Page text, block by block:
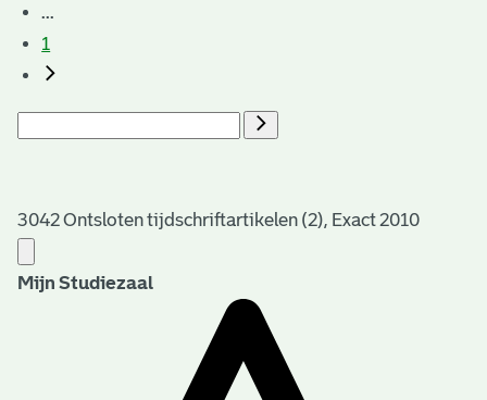
...
1
3042 Ontsloten tijdschriftartikelen (2), Exact 2010
Mijn Studiezaal